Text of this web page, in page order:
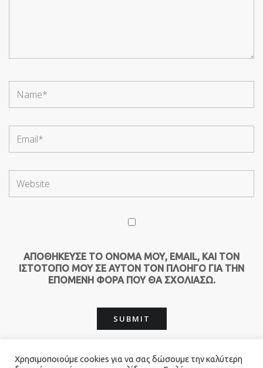
ΑΠΟΘΉΚΕΥΣΕ ΤΟ ΌΝΟΜΆ ΜΟΥ, EMAIL, ΚΑΙ ΤΟΝ
ΙΣΤΌΤΟΠΟ ΜΟΥ ΣΕ ΑΥΤΌΝ ΤΟΝ ΠΛΟΗΓΌ ΓΙΑ ΤΗΝ
ΕΠΌΜΕΝΗ ΦΟΡΆ ΠΟΥ ΘΑ ΣΧΟΛΙΆΣΩ.
Χρησιμοποιούμε cookies για να σας δώσουμε την καλύτερη